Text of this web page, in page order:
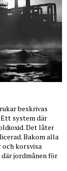
beskrivas
system där
Det låter
Bakom alla
korsvisa
jordmånen för